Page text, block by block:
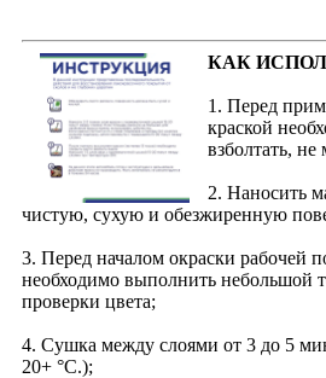
КАК
1. Перед
краской
взболтать,
2. Наносить
чистую, сухую и обезжиренную
3. Перед началом окраски рабочей
необходимо выполнить небольшой
проверки цвета;
4. Сушка между слоями от 3 до 5
20+ °С.);